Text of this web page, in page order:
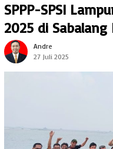
SPPP-SPSI
2025 di Sabalang
Andre
27 Juli 2025